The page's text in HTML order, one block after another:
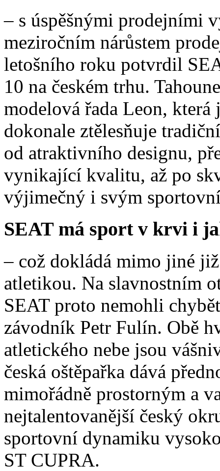
– s úspěšnými prodejními
meziročním nárůstem
letošního roku potvrdil
10 na českém trhu.
modelová řada Leon, která
dokonale ztělesňuje
od atraktivního designu,
vynikající kvalitu, až po
výjimečný i svým
SEAT má sport v krvi i
– což dokládá mimo jiné
atletikou. Na slavnostním
SEAT proto nemohli
závodník Petr Fulín. Obě
atletického nebe jsou
česká oštěpařka dává
mimořádně prostorným a
nejtalentovanější český
sportovní dynamiku
ST CUPRA.